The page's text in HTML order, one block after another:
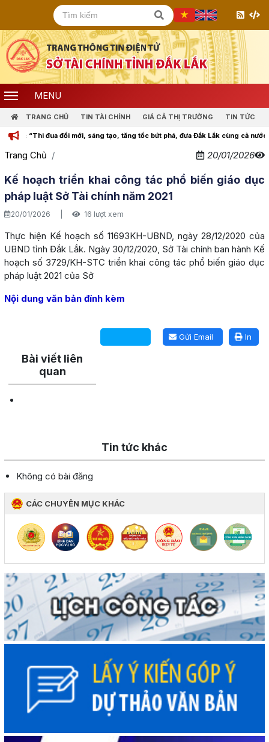
MENU
TRANG CHỦ TIN TÀI CHÍNH GIÁ CẢ THỊ TRƯỜNG TIN TỨC
đua đổi mới, sáng tạo, tăng tốc bứt phá, đưa Đắk Lắk cùng cả nước bước
Trang Chủ 20/01/2026
Kế hoạch triển khai công tác phổ biến giáo dục
pháp luật Sở Tài chính năm 2021
20/01/2026 16 lượt xem
Thực hiện Kế hoạch số 11693KH-UBND, ngày 28/12/2020 của
UBND tỉnh Đắk Lắk. Ngày 30/12/2020, Sở Tài chính ban hành Kế
hoạch số 3729/KH-STC triển khai công tác phổ biến giáo dục
pháp luật 2021 của Sở
Nội dung văn bản đính kèm
In
Gửi Email
Bài viết liên
quan
Tin tức khác
Không có bài đăng
CÁC CHUYÊN MỤC KHÁC